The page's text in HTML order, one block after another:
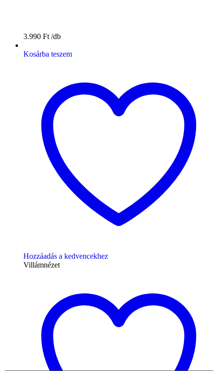
3.990 Ft
Kosárba teszem
Hozzáadás a kedvencekhez
Villámnézet